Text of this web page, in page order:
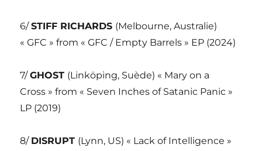
6/STIFF RICHARDS (Melbourne, Australie)
« GFC » from « GFC / Empty Barrels » EP (2024)
7/GHOST (Linköping, Suède) « Mary on a
Cross » from « Seven Inches of Satanic Panic »
LP (2019)
8/ DISRUPT (Lynn, US) « Lack of Intelligence »